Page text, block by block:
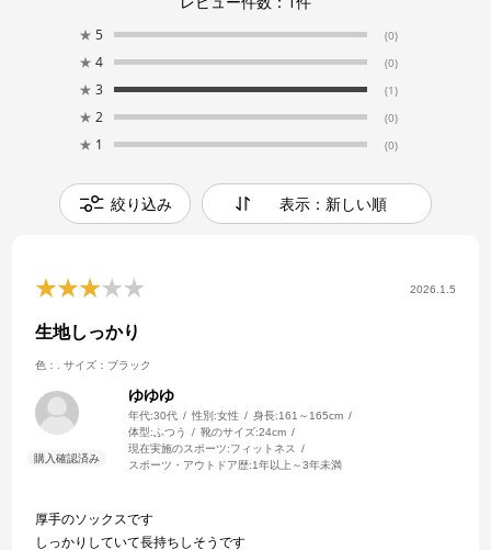
★ 5 (0)
★ 4 (0)
★ 3 (1)
★ 2 (0)
★ 1 (0)
絞り込み 表示：新しい順
2026.1.5
生地しっかり
色：. サイズ：ブラック
ゆゆゆ
年代:30代 性別:女性 身長:161～165cm
体型: ふつう 靴のサイズ:24cm
現在実施のスポーツ:フィットネス
スポーツ・アウトドア歴:1年以上～3年未満
厚手のソックスです
しっかりしていて長持ちしそうです